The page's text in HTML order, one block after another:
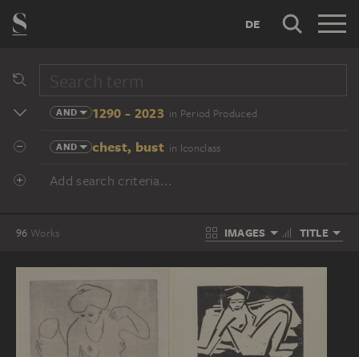
DE
AND 1290 - 2023 in Period Produced
AND chest, bust in Iconclass
Add search criteria...
96 Works IMAGES TITLE